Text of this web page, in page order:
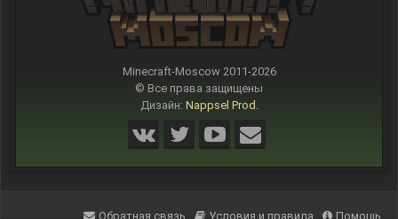
Minecraft-Moscow 2011-2026
© Все права защищены
Дизайн: Nappsel Prod.
Обратная связь Условия и правила Помощь